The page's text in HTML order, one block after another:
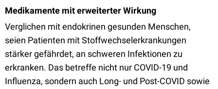
Medikamente mit erweiterter Wirkung
Verglichen mit endokrinen gesunden Menschen,
seien Patienten mit Stoffwechselerkrankungen
stärker gefährdet, an schweren Infektionen zu
erkranken. Das betreffe nicht nur COVID-19 und
Influenza, sondern auch Long- und Post-COVID sowie